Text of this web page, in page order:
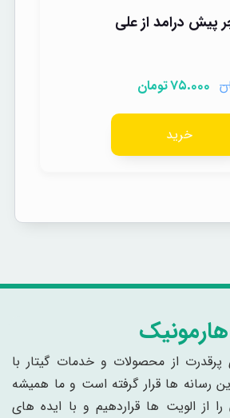
پیش درامد از علی
۷۵.۰۰۰تومان
خرید
هارمونیک
پرقدرت از محصولات و خدمات گیتار با
رسانه ها قرار گرفته است و ما همیشه
از الویت ها قراردهیم و با ایده های